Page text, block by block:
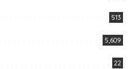
513
5,609
22